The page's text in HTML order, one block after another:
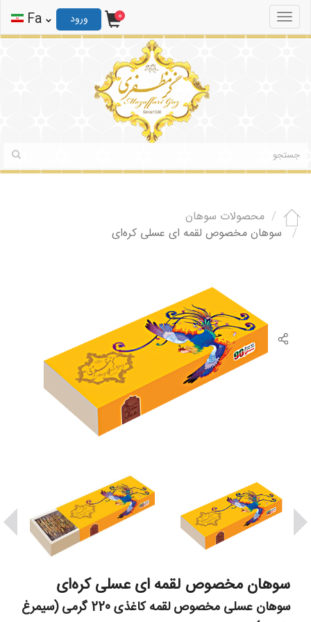
ورود ثبت نام
Toggle
navigation
0 ورود Fa
محصولات سوهان
سوهان مخصوص لقمه ای عسلی کره‌ای
سوهان مخصوص لقمه ای عسلی کره‌ای
سوهان عسلی مخصوص لقمه کاغذی 220 گرمی (سیمرغ